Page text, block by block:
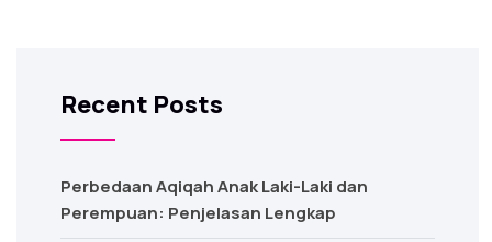
Recent Posts
Perbedaan Aqiqah Anak Laki-Laki dan
Perempuan: Penjelasan Lengkap